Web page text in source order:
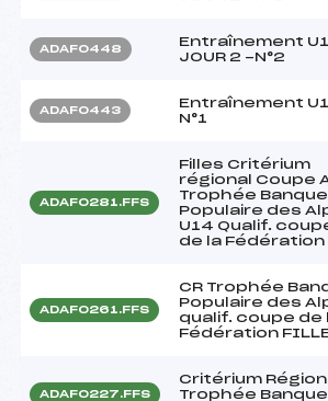
ADAF0448
Entraînement
JOUR 2 -N°2
ADAF0443
Entraînement
N°1
ADAF0281.FFS
Filles Critérium
régional Coupe
Trophée Banque
Populaire des
U14 Qualif.
de la Fédération
ADAF0261.FFS
CR Trophée
Populaire des
qualif. coupe de
Fédération
ADAF0227.FFS
Critérium
Trophée Banque